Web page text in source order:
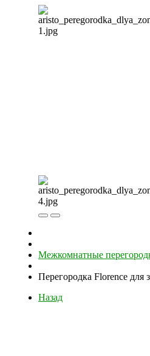
Межкомнатные
Перегородка Florence для
Назад